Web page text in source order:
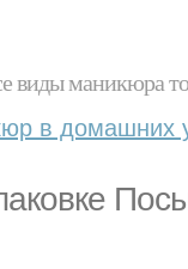
виды маникюра
в домашних